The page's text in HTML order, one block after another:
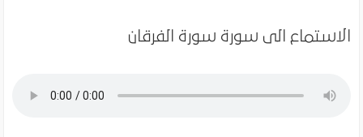
الاستماع الى سورة سورة الفرقان